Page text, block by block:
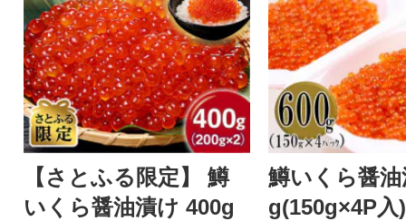
【さとふる限定】 鱒
いくら醤油漬け 400g
鱒いくら醤
g(150g×4P入